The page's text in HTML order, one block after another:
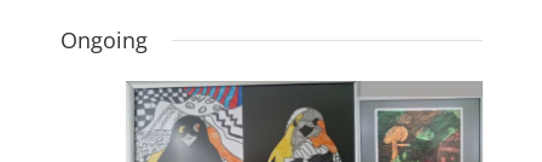
date.
Ongoing